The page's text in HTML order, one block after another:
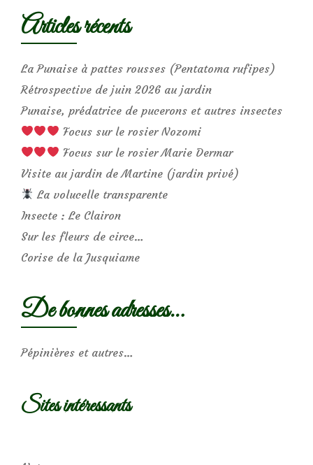
Articles récents
La Punaise à pattes rousses (Pentatoma rufipes)
Rétrospective de juin 2026 au jardin
Punaise, prédatrice de pucerons et autres insectes
Focus sur le rosier Nozomi
Focus sur le rosier Marie Dermar
Visite au jardin de Martine (jardin privé)
La volucelle transparente
Insecte : Le Clairon
Sur les fleurs de circe…
Corise de la Jusquiame
De bonnes adresses…
Pépinières et autres…
Sites intéressants